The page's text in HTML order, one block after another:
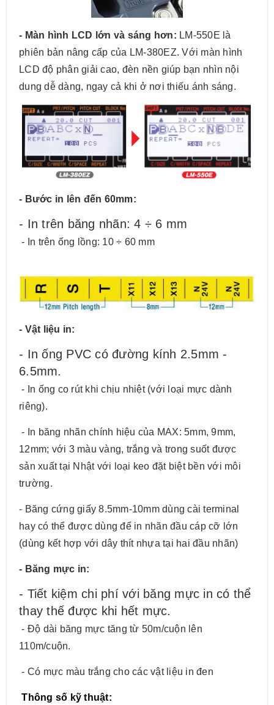
- Màn hình LCD lớn và sáng hơn: LM-550E là
phiên bản nâng cấp của LM-380EZ. Với màn hình
LCD độ phân giải cao, đèn nền giúp bạn nhìn nội
dung dễ dàng, ngay cả khi ở nơi thiếu ánh sáng.
- Bước in lên đến 60mm:
- In trên băng nhãn: 4 ÷ 6 mm
- In trên ống lồng: 10 ÷ 60 mm
- Vật liệu in:
- In ống PVC có đường kính 2.5mm -
6.5mm.
- In ống co rút khi chịu nhiệt (với loại mực dành
riêng).
- In băng nhãn chính hiệu của MAX: 5mm, 9mm,
12mm; với 3 màu vàng, trắng và trong suốt được
sản xuất tại Nhật với loại keo đặt biệt bền với môi
trường.
- Băng cứng giấy 8.5mm-10mm dùng cài terminal
hay có thể được dùng để in nhãn đầu cáp cỡ lớn
(dùng kết hợp với dây thít nhựa tại hai đầu nhãn)
- Băng mực in:
- Tiết kiệm chi phí với băng mực in có thể
thay thế được khi hết mực.
- Độ dài băng mực tăng từ 50m/cuộn lên
110m/cuộn.
- Có mực màu trắng cho các vật liệu in đen
Thông số kỹ thuật: